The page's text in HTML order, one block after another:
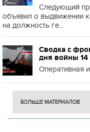
Следующий
объявил о выдвижении
на должность ге...
Сводка с
дня войны 14
Оперативная
БОЛЬШЕ МАТЕРИАЛОВ